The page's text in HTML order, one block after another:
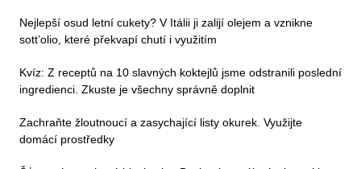
Nejlepší osud letní cukety? V Itálii ji zalijí olejem a vznikne
sott’olio, které překvapí chutí i využitím
Kvíz: Z receptů na 10 slavných koktejlů jsme odstranili poslední
ingredienci. Zkuste je všechny správně doplnit
Zachraňte žloutnoucí a zasychající listy okurek. Využijte
domácí prostředky